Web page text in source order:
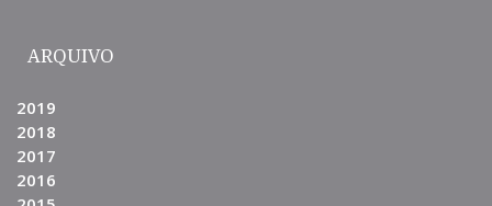
ARQUIVO
2019
2018
2017
2016